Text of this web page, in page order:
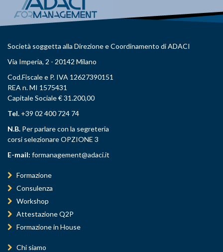
Società soggetta alla Direzione e Coordinamento di ADACI
Via Imperia, 2 - 20142 Milano
Cod.Fiscale e P. IVA 12627390151
REA n. MI 1575431
Capitale Sociale € 31.200,00
Tel. +39 02 400 724 74
N.B. Per parlare con la segreteria
corsi selezionare OPZIONE 3
E-mail: formanagement@adaci.it
Formazione
Consulenza
Workshop
Attestazione Q2P
Formazione in House
Chi siamo